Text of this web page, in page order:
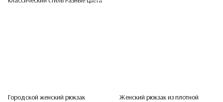
Городской женский рюкзак
Женский рюкзак из плотной